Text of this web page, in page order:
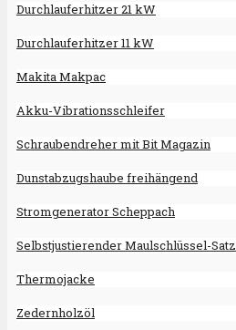
Durchlauferhitzer 21 kW
Durchlauferhitzer 11 kW
Makita Makpac
Akku-Vibrationsschleifer
Schraubendreher mit Bit Magazin
Dunstabzugshaube freihängend
Stromgenerator Scheppach
Selbstjustierender Maulschlüssel-Satz
Thermojacke
Zedernholzöl